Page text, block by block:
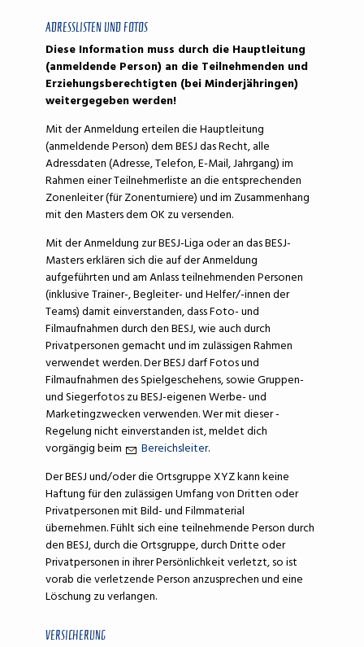
ADRESSLISTEN UND FOTOS
Diese Information muss durch die Hauptleitung
(anmeldende Person) an die Teilnehmenden und
Erziehungsberechtigten (bei Minderjähringen)
weitergegeben werden!
Mit der Anmeldung erteilen die Hauptleitung
(anmeldende Person) dem BESJ das Recht, alle
Adressdaten (Adresse, Telefon, E-Mail, Jahrgang) im
Rahmen einer Teilnehmerliste an die entsprechenden
Zonenleiter (für Zonenturniere) und im Zusammenhang
mit den Masters dem OK zu versenden.
Mit der Anmeldung zur BESJ-Liga oder an das BESJ-
Masters erklären sich die auf der Anmeldung
aufgeführten und am Anlass teilnehmenden Personen
(inklusive Trainer-, Begleiter- und Helfer/-innen der
Teams) damit einverstanden, dass Foto- und
Filmaufnahmen durch den BESJ, wie auch durch
Privatpersonen gemacht und im zulässigen Rahmen
verwendet werden. Der BESJ darf Fotos und
Filmaufnahmen des Spielgeschehens, sowie Gruppen-
und Siegerfotos zu BESJ-eigenen Werbe- und
Marketingzwecken verwenden. Wer mit dieser ­
Regelung nicht einverstanden ist, meldet dich
vorgängig beim
Bereichsleiter.
Der BESJ und/oder die Ortsgruppe XYZ kann keine
Haftung für den zulässigen Umfang von Dritten oder
Privatpersonen mit Bild- und Filmmaterial
übernehmen.Fühlt sich eine teilnehmende Person durch
den BESJ, durch die Ortsgruppe, durch Dritte oder
Privatpersonen in ihrer Persönlichkeit verletzt, so ist
vorab die verletzende Person anzusprechen und eine
Löschung zu verlangen.
VERSICHERUNG